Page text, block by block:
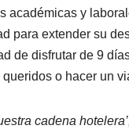
académicas y
para extender su
de disfrutar de 9
o hacer un
cadena